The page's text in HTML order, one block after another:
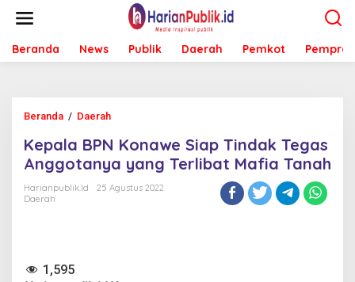
t
Beranda News Publik Daerah Pemkot Pemprov
Beranda / Daerah
a
a
Kepala BPN Konawe Siap Tindak Tegas
Anggotanya yang Terlibat Mafia Tanah
Harianpublik.id
25 Agustus 2022
Daerah
1,595